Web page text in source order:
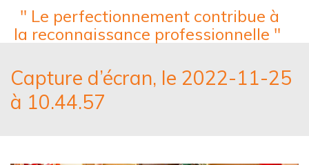
" Le perfectionnement contribue à
la reconnaissance professionnelle "
Capture d’écran, le 2022-11-25
à 10.44.57